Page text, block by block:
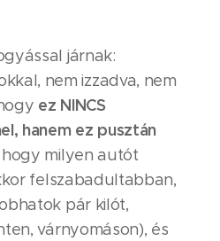
járnak:
nem izzadva, nem
ez NINCS
hanem ez pusztán
milyen autót
felszabadultabban,
pár kilót,
várnyomáson), és